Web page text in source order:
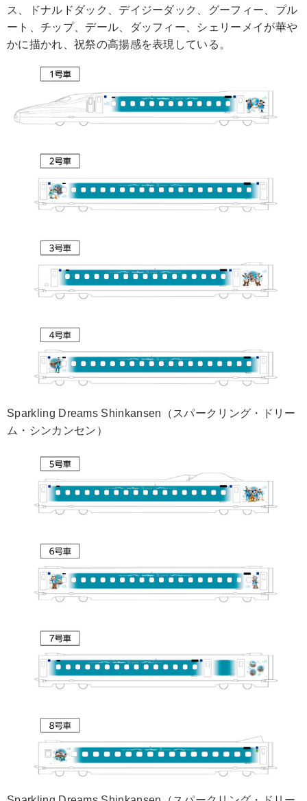
ス、ドナルドダック、デイジーダック、グーフィー、プル
ート、チップ、デール、ダッフィー、シェリーメイが華や
かに描かれ、祝祭の高揚感を表現している。
Sparkling Dreams Shinkansen（スパークリング・ドリー
ム・シンカンセン）